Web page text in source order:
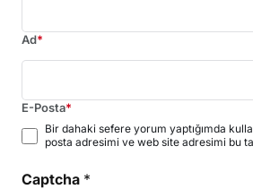
Ad*
E-Posta*
Bir dahaki sefere yorum yaptığımda
posta adresimi ve web site adresimi bu
Captcha *